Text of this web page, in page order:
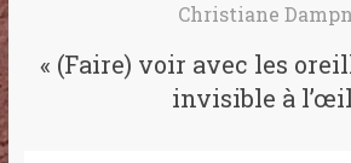
Christiane
« (Faire) voir avec les
invisible à